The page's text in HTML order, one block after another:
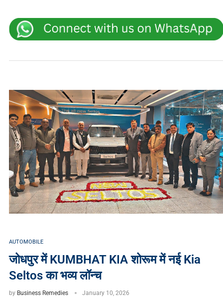
AUTOMOBILE
जोधपुर में KUMBHAT KIA शोरूम में नई Kia
Seltos का भव्य लॉन्च
by Business Remedies January 10, 2026